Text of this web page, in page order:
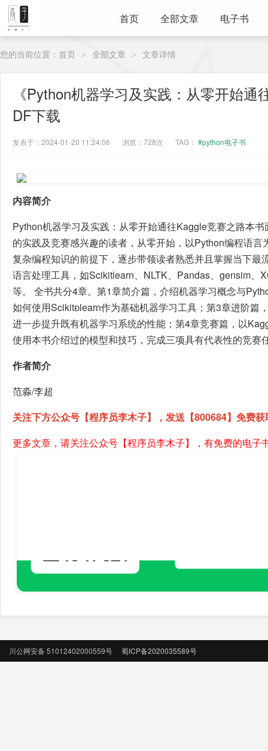
首页 全部文章 电子书
您的当前位置： 首页 > 全部文章 > 文章详情
《Python机器学习及实践：从零开始通
DF下载
发表于：2024-01-20 11:24:06 浏览：728次 TAG： #python电子书
内容简介
Python机器学习及实践：从零开始通往Kaggle竞赛之路本
的实践及竞赛感兴趣的读者，从零开始，以Python编程语
复杂编程知识的前提下，逐步带领读者熟悉并且掌握当下最
语言处理工具，如Scikitlearn、NLTK、Pandas、gensim、
等。 全书共分4章。第1章简介篇，介绍机器学习概念与
如何使用Scikitlearn作为基础机器学习工具；第3章进阶篇
进一步提升既有机器学习系统的性能；第4章竞赛篇，以
使用本书介绍过的模型和技巧，完成三项具有代表性的竞赛
作者简介
范淼/李超
关注下方公众号【程序员李木子】，发送【800684】免费获
更多文章，请关注公众号【程序员李木子】，有免费的电子
川公网安备 51012402000559号 蜀ICP备2020035589号